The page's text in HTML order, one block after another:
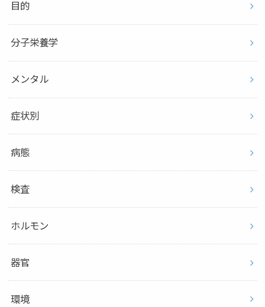
目的
分子栄養学
メンタル
症状別
病態
検査
ホルモン
器官
環境